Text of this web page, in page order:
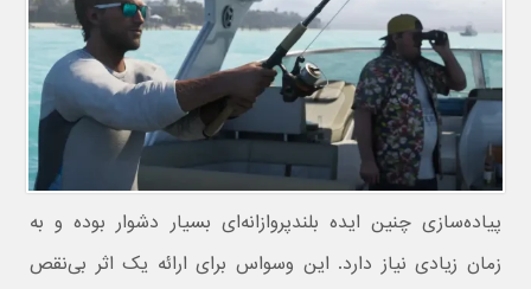
پیاده‌سازی چنین ایده بلندپروازانه‌ای بسیار دشوار بوده و به
زمان زیادی نیاز دارد. این وسواس برای ارائه یک اثر بی‌نقص